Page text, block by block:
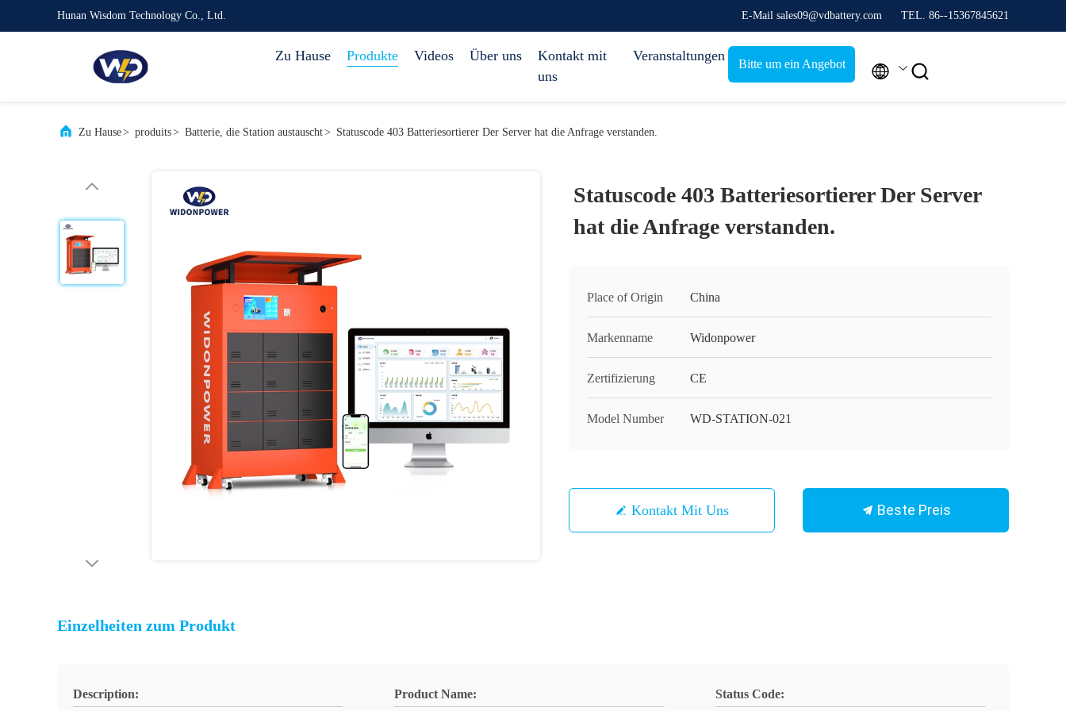
Hunan Wisdom Technology Co., Ltd. E-Mail sales09@vdbattery.com TEL. 86--15367845621
Zu Hause Produkte Videos Über uns
Kontakt mit
uns
Veranstaltungen
Bitte um ein Angebot  
Zu Hause> produits> Batterie, die Station austauscht> Statuscode 403 Batteriesortierer Der Server hat die Anfrage verstanden.
Statuscode 403 Batteriesortierer Der Server
hat die Anfrage verstanden.
Place of Origin China
Markenname Widonpower
Zertifizierung CE
Model Number WD-STATION-021
Kontakt Mit Uns Beste Preis
Einzelheiten zum Produkt
Description: Product Name: Status Code: